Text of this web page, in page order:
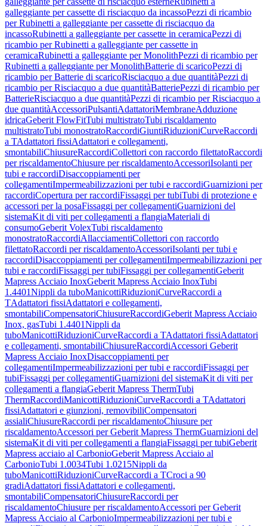
galleggiante per cassette di risciacquo da incassoPezzi di ricambio
per Rubinetti a galleggiante per cassette di risciacquo da
incassoRubinetti a galleggiante per cassette in ceramicaPezzi di
ricambio per Rubinetti a galleggiante per cassette in
ceramicaRubinetti a galleggiante per MonolithPezzi di ricambio per
Rubinetti a galleggiante per MonolithBatterie di scaricoPezzi di
ricambio per Batterie di scaricoRisciacquo a due quantitàPezzi di
ricambio per Risciacquo a due quantitàBatteriePezzi di ricambio per
BatterieRisciacquo a due quantitàPezzi di ricambio per Risciacquo a
due quantitàAccessoriPulsantiAdattatoriMembraneAdduzione
idricaGeberit FlowFitTubi multistratoTubi riscaldamento
multistratoTubi monostratoRaccordiGiuntiRiduzioniCurveRaccordi
a TAdattatori fissiAdattatori e collegamenti,
smontabiliChiusureRaccordiCollettori con raccordo filettatoRaccordi
per riscaldamentoChiusure per riscaldamentoAccessoriIsolanti per
tubi e raccordiDisaccoppiamenti per
collegamentiImpermeabilizzazioni per tubi e raccordiGuarnizioni per
raccordiCopertura per raccordiFissaggi per tubiTubi di protezione e
accessori per la posaFissaggi per collegamentiGuarnizioni del
sistemaKit di viti per collegamenti a flangiaMateriali di
consumoGeberit VolexTubi riscaldamento
monostratoRaccordiAllacciamentiCollettori con raccordo
filettatoRaccordi per riscaldamentoAccessoriIsolanti per tubi e
raccordiDisaccoppiamenti per collegamentiImpermeabilizzazioni per
tubi e raccordiFissaggi per tubiFissaggi per collegamentiGeberit
Mapress Acciaio InoxGeberit Mapress Acciaio InoxTubi
1.4401Nippli da tuboManicottiRiduzioniCurveRaccordi a
TAdattatori fissiAdattatori e collegamenti,
smontabiliCompensatoriChiusureRaccordiGeberit Mapress Acciaio
Inox, gasTubi 1.4401Nippli da
tuboManicottiRiduzioniCurveRaccordi a TAdattatori fissiAdattatori
e collegamenti, smontabiliChiusureRaccordiAccessori Geberit
Mapress Acciaio InoxDisaccoppiamenti per
collegamentiImpermeabilizzazioni per tubi e raccordiFissaggi per
tubiFissaggi per collegamentiGuarnizioni del sistemaKit di viti per
collegamenti a flangiaGeberit Mapress ThermTubi
ThermRaccordiManicottiRiduzioniCurveRaccordi a TAdattatori
fissiAdattatori e giunzioni, removibiliCompensatori
assialiChiusureRaccordi per riscaldamentoChiusure per
riscaldamentoAccessori per Geberit Mapress ThermGuarnizioni del
sistemaKit di viti per collegamenti a flangiaFissaggi per tubiGeberit
Mapress acciaio al CarbonioGeberit Mapress Acciaio al
CarbonioTubi 1.0034Tubi 1.0215Nippli da
tuboManicottiRiduzioniCurveRaccordi a TCroci a 90
gradiAdattatori fissiAdattatori e collegamenti,
smontabiliCompensatoriChiusureRaccordi per
riscaldamentoChiusure per riscaldamentoAccessori per Geberit
Mapress Acciaio al CarbonioImpermeabilizzazioni per tubi e